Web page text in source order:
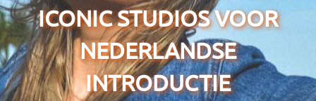
ICONIC STUDIOS VOOR
NEDERLANDSE
INTRODUCTIE